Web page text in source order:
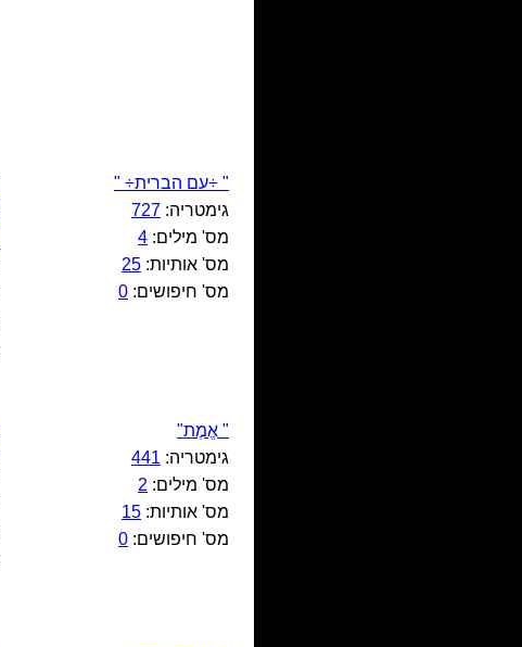
" ÷עם הברית÷ "
גימטריה: 727
מס' מילים: 4
מס' אותיות: 25
מס' חיפושים: 0
" אֱמֶת"
גימטריה: 441
מס' מילים: 2
מס' אותיות: 15
מס' חיפושים: 0